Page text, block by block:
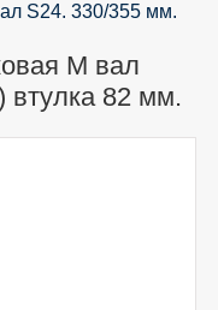
S24. 330/355 мм.
М вал
втулка 82 мм.